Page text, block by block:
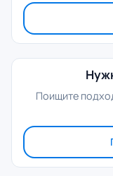
Поищите